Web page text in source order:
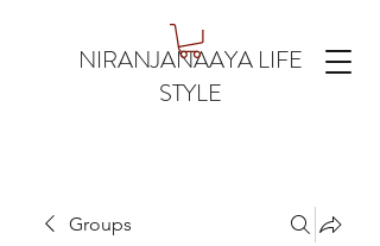
NIRANJANAAYA LIFE
STYLE
Groups